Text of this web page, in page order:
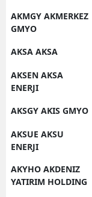
AKMGY AKMERKEZ
GMYO
AKSA AKSA
AKSEN AKSA
ENERJI
AKSGY AKIS GMYO
AKSUE AKSU
ENERJI
AKYHO AKDENIZ
YATIRIM HOLDING